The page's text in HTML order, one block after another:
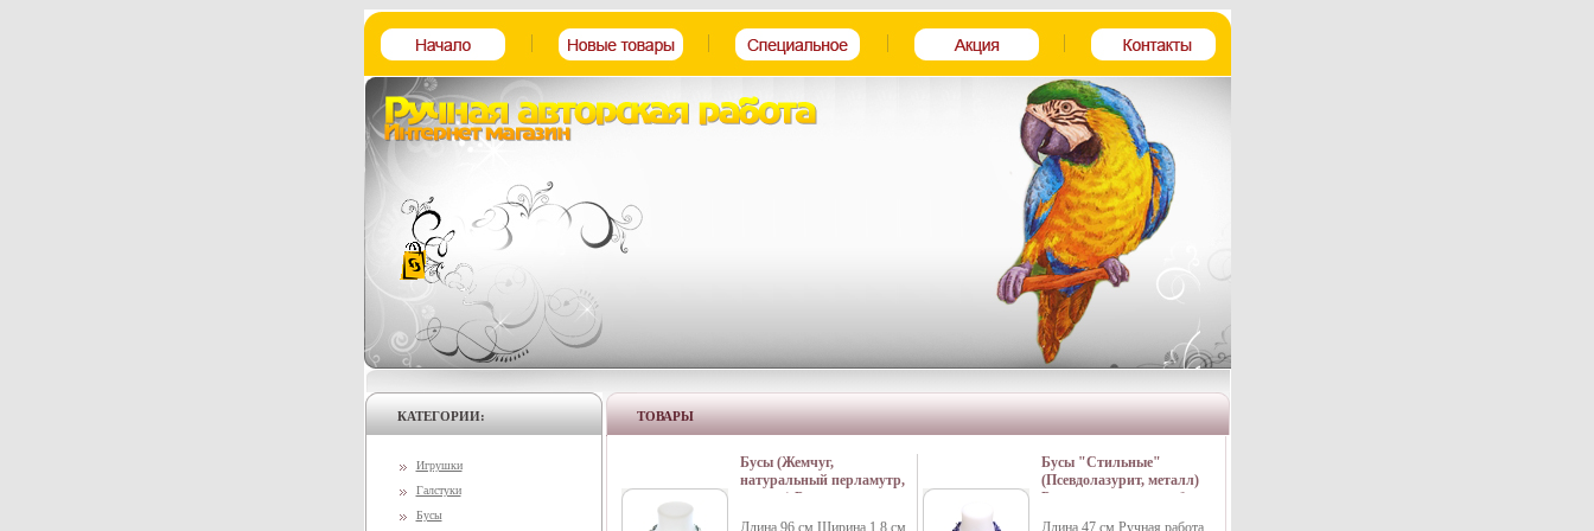
КАТЕГОРИИ:
Игрушки
Галстуки
Бусы
ТОВАРЫ
Бусы (Жемчуг,
натуральный перламутр,
металл) Ручная авторская
Длина 96 см Ширина 1,8 см
Бусы "Стильные"
(Псевдолазурит, металл)
Ручная авторская работа
Длина 47 см Ручная работа